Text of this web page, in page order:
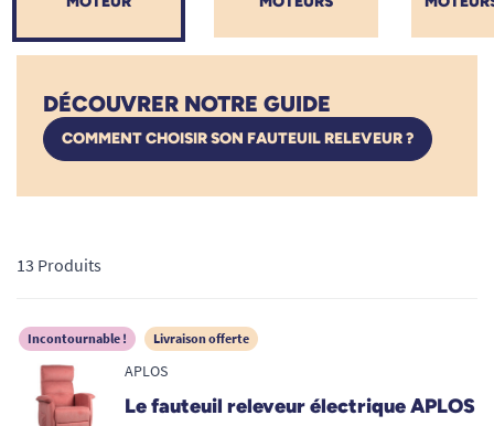
DÉCOUVRER NOTRE GUIDE
COMMENT CHOISIR SON FAUTEUIL RELEVEUR ?
13 Produits
Incontournable ! Livraison offerte
APLOS
Le fauteuil releveur électrique APLOS